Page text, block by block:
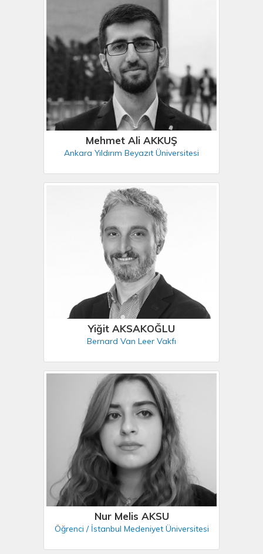
Mehmet Ali AKKUŞ
Ankara Yıldırım Beyazıt Üniversitesi
Yiğit AKSAKOĞLU
Bernard Van Leer Vakfı
Nur Melis AKSU
Öğrenci / İstanbul Medeniyet Üniversitesi